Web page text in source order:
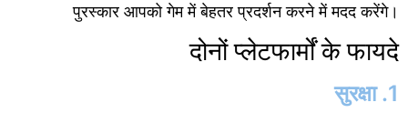
पुरस्कार आपको गेम में बेहतर प्रदर्शन करने में मदद करेंगे।
दोनों प्लेटफार्मों के फायदे
1. सुरक्षा